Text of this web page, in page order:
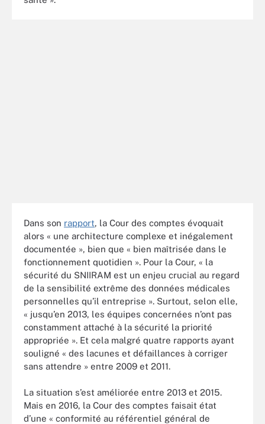
Dans son rapport, la Cour des comptes évoquait
alors « une architecture complexe et inégalement
documentée », bien que « bien maîtrisée dans le
fonctionnement quotidien ». Pour la Cour, « la
sécurité du SNIIRAM est un enjeu crucial au regard
de la sensibilité extrême des données médicales
personnelles qu’il entreprise ». Surtout, selon elle,
« jusqu’en 2013, les équipes concernées n’ont pas
constamment attaché à la sécurité la priorité
appropriée ». Et cela malgré quatre rapports ayant
souligné « des lacunes et défaillances à corriger
sans attendre » entre 2009 et 2011.
La situation s’est améliorée entre 2013 et 2015.
Mais en 2016, la Cour des comptes faisait état
d’une « conformité au référentiel général de